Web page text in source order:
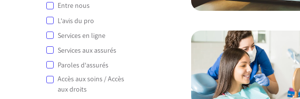
Entre nous
L'avis du pro
Services en ligne
Services aux assurés
Paroles d'assurés
Accès aux soins / Accès
aux droits